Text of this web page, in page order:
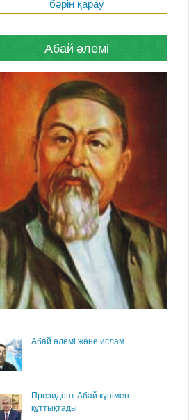
бәрін қарау
Абай әлемі
Абай әлемі және ислам
Президент Абай күнімен
құттықтады